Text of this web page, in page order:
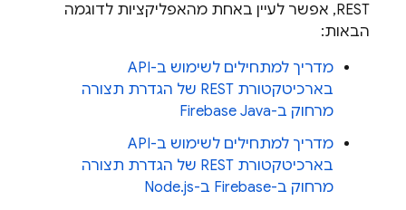
REST, אפשר לעיין באחת מהאפליקציות לדוגמה
הבאות:
מדריך למתחילים לשימוש ב-API
בארכיטקטורת REST של הגדרת תצורה
מרחוק ב-Firebase Java
מדריך למתחילים לשימוש ב-API
בארכיטקטורת REST של הגדרת תצורה
מרחוק ב-Firebase ב-Node.js